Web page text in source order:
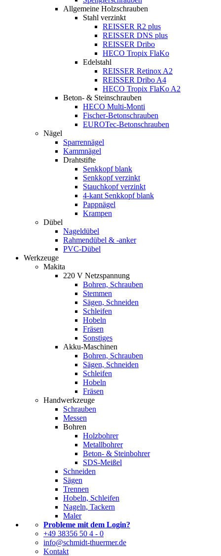
Allgemeine Holzschrauben
Stahl verzinkt
REISSER R2 plus
REISSER DNS plus
REISSER Dribo
HECO Tropix FlaKo
Edelstahl
REISSER Retinox A2
REISSER Dribo A4
HECO Tropix FlaKo A2
Beton- & Steinschrauben
HECO Multi-Monti
Fischer-Betonschrauben
EUROTec-Betonschrauben
Nägel
Sparrennägel
Kammnägel
Drahtstifte
Senkkopf blank
Senkkopf verzinkt
Stauchkopf verzinkt
4-kant Senkkopf blank
Pappnägel
Krampen
Dübel
Nageldübel
Rahmendübel & -anker
PVC-Dübel
Werkzeuge
Makita
220 V Netzspannung
Bohren, Schrauben
Stemmen
Sägen, Schneiden
Schleifen
Hobeln
Fräsen
Sonstiges
Akku-Maschinen
Bohren, Schrauben
Sägen, Schneiden
Schleifen
Hobeln
Fräsen
Handwerkzeuge
Schrauben
Messen
Bohren
Holzbohrer
Metallbohrer
Beton- & Steinbohrer
SDS-Meißel
Schneiden
Sägen
Trennen
Hobeln, Schleifen
Nageln, Tackern
Maler
Probleme mit dem Login?
+49 38356 50 4 - 0
info@schmidt-thuermer.de
Kontakt